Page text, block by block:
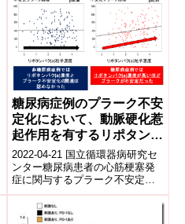
糖尿病症例のプラーク不安
定化において、動脈硬化惹
起作用を有するリポタンパ
ク(a)粒子が関与すること
を報告
2022-04-21 国立循環器病研究セ
ンター糖尿病患者の心筋梗塞発
症に関与するプラーク不安定化
において、動脈硬化惹起作用を
有するリポタンパク(a)粒子が関
与す...